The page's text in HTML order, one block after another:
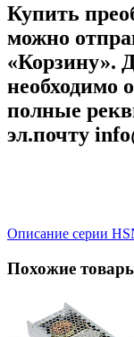
Купить
можно
«Корзину».
необходимо
полные
эл.почту
Описание серии
Похожие